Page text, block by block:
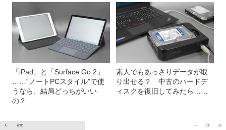
「iPad」と「Surface Go 2」
……“ノートPCスタイル”で使
うなら、結局どっちがいい
の？
素人でもあっさりデータが取
り出せる？ 中古のハードデ
ィスクを復旧してみたら……